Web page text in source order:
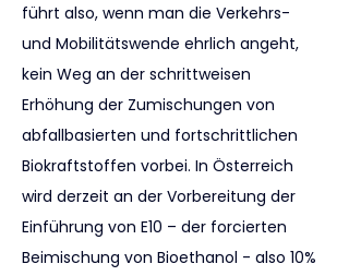
führt also, wenn man die Verkehrs-
und Mobilitätswende ehrlich angeht,
kein Weg an der schrittweisen
Erhöhung der Zumischungen von
abfallbasierten und fortschrittlichen
Biokraftstoffen vorbei. In Österreich
wird derzeit an der Vorbereitung der
Einführung von E10 – der forcierten
Beimischung von Bioethanol - also 10%